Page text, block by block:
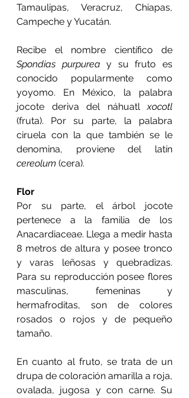
Tamaulipas, Veracruz, Chiapas,
Campeche y Yucatán.
Spondias purpurea y su fruto es
conocido popularmente como
yoyomo. En México, la palabra
jocote deriva del náhuatl xocotl
(fruta). Por su parte, la palabra
ciruela con la que también se le
cereolum (cera).
Flor
Por su parte, el árbol jocote
pertenece a la familia de los
Anacardiaceae. Llega a medir hasta
8 metros de altura y posee tronco
y varas leñosas y quebradizas.
Para su reproducción posee flores
masculinas, femeninas y
hermafroditas, son de colores
rosados o rojos y de pequeño
tamaño.
En cuanto al fruto, se trata de un
drupa de coloración amarilla a roja,
ovalada, jugosa y con carne. Su